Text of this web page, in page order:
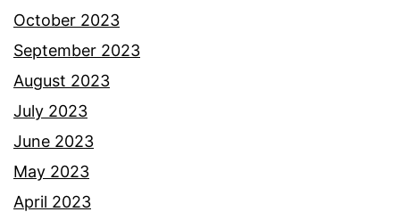
October 2023
September 2023
August 2023
July 2023
June 2023
May 2023
April 2023